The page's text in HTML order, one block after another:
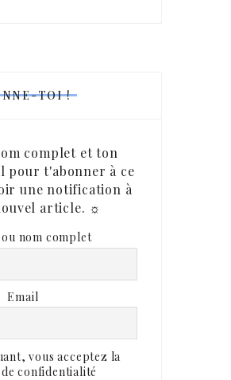
TOI !
complet et ton
pour t'abonner à ce
une notification à
article. ☼
nom complet
Email
vous acceptez la
confidentialité